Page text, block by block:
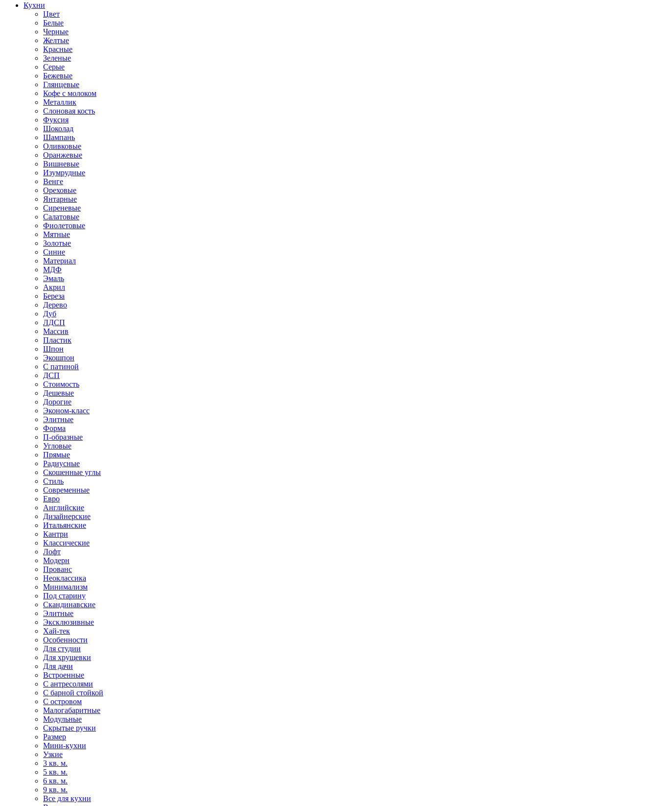
Кухни
Цвет
Белые
Черные
Желтые
Красные
Зеленые
Серые
Бежевые
Глянцевые
Кофе с молоком
Металлик
Слоновая кость
Фуксия
Шоколад
Шампань
Оливковые
Оранжевые
Вишневые
Изумрудные
Венге
Ореховые
Янтарные
Сиреневые
Салатовые
Фиолетовые
Мятные
Золотые
Синие
Материал
МДФ
Эмаль
Акрил
Береза
Дерево
Дуб
ЛДСП
Массив
Пластик
Шпон
Экошпон
С патиной
ДСП
Стоимость
Дешевые
Дорогие
Эконом-класс
Элитные
Форма
П-образные
Угловые
Прямые
Радиусные
Скошенные углы
Стиль
Современные
Евро
Английские
Дизайнерские
Итальянские
Кантри
Классические
Лофт
Модерн
Прованс
Неоклассика
Минимализм
Под старину
Скандинавские
Элитные
Эксклюзивные
Хай-тек
Особенности
Для студии
Для хрущевки
Для дачи
Встроенные
С антресолями
С барной стойкой
С островом
Малогабаритные
Модульные
Скрытые ручки
Размер
Мини-кухни
Узкие
3 кв. м.
5 кв. м.
6 кв. м.
9 кв. м.
Все для кухни